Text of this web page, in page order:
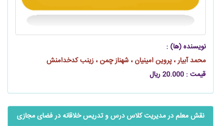
نویسنده (ها) :
محمد آبیار ، پروین امینیان ، شهناز چمن ، زینب کدخدامنش
قیمت : 20.000 ریال
نقش معلم در مدیریت کلاس درس و تدریس خلاقانه در فضای مجازی